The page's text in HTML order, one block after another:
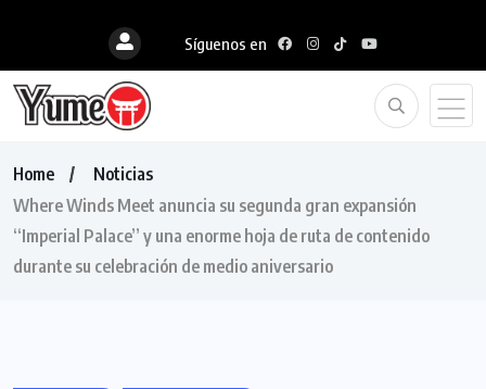
Síguenos en
Home
Noticias
Where Winds Meet anuncia su segunda gran expansión
“Imperial Palace” y una enorme hoja de ruta de contenido
durante su celebración de medio aniversario